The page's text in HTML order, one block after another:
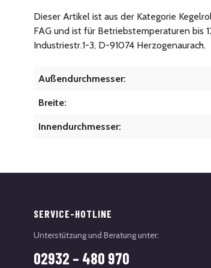
Dieser Artikel ist aus der Kategorie
FAG und ist für Betriebstemperaturen bis
Industriestr.1-3, D-91074 Herzogenaurach.
Außendurchmesser:
Breite:
Innendurchmesser:
SERVICE-HOTLINE
Unterstützung und Beratung unter:
02932 – 480 970